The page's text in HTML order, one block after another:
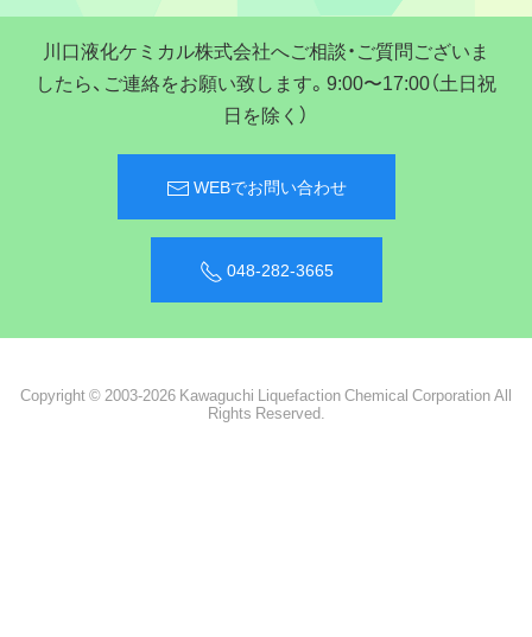
川口液化ケミカル株式会社へご相談・ご質問ございま
したら、ご連絡をお願い致します。9:00〜17:00（土日祝
日を除く）
WEBでお問い合わせ
048-282-3665
Copyright © 2003-2026 Kawaguchi Liquefaction Chemical Corporation All
Rights Reserved.